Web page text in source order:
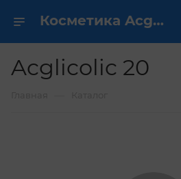
Косметика Acglicolic 20 - купить в интернет магазине ✔️ по выгодной цене
Acglicolic 20